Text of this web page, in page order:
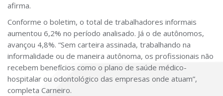
afirma.
Conforme o boletim, o total de trabalhadores informais
aumentou 6,2% no período analisado. Já o de autônomos,
avançou 4,8%. “Sem carteira assinada, trabalhando na
informalidade ou de maneira autônoma, os profissionais não
recebem benefícios como o plano de saúde médico-
hospitalar ou odontológico das empresas onde atuam”,
completa Carneiro.